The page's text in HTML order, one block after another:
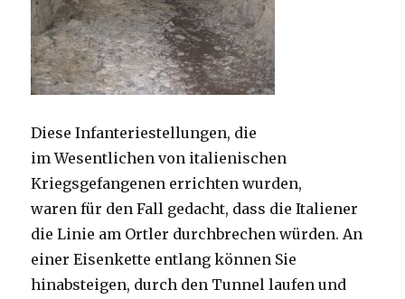
Diese Infanteriestellungen, die
im Wesentlichen von italienischen
Kriegsgefangenen errichten wurden,
waren für den Fall gedacht, dass die Italiener
die Linie am Ortler durchbrechen würden. An
einer Eisenkette entlang können Sie
hinabsteigen, durch den Tunnel laufen und